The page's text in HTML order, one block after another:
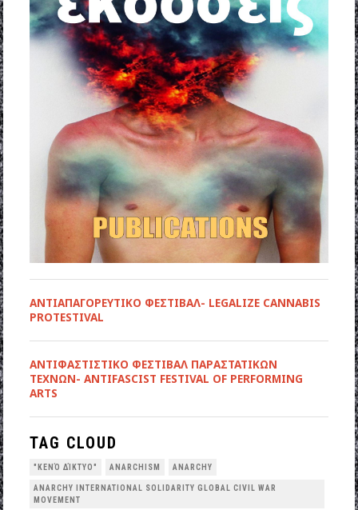
ΑΝΤΙΑΠΑΓΟΡΕΥΤΙΚΟ ΦΕΣΤΙΒΑΛ- LEGALIZE CANNABIS
PROTESTIVAL
ANTIΦΑΣΤΙΣΤΙΚΟ ΦΕΣΤΙΒΑΛ ΠΑΡΑΣΤΑΤΙΚΩΝ
ΤΕΧΝΩΝ- ANTIFASCIST FESTIVAL OF PERFORMING
ARTS
TAG CLOUD
"ΚΕΝΌ ΔΊΚΤΥΟ" ANARCHISM ANARCHY
ANARCHY INTERNATIONAL SOLIDARITY GLOBAL CIVIL WAR
MOVEMENT